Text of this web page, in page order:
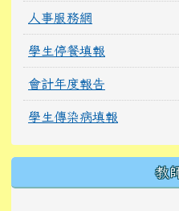
人事服務網
學生停餐填報
會計年度報告
學生傳染病填報
教